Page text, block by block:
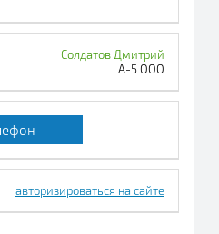
Солдатов Дмитрий
А-5 ООО
авторизироваться на сайте